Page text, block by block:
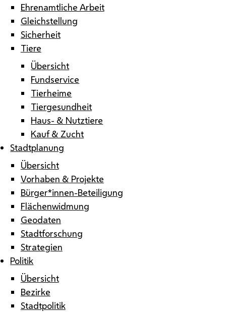
Ehrenamtliche Arbeit
Gleichstellung
Sicherheit
Tiere
Übersicht
Fundservice
Tierheime
Tiergesundheit
Haus- & Nutztiere
Kauf & Zucht
Stadtplanung
Übersicht
Vorhaben & Projekte
Bürger*innen-Beteiligung
Flächenwidmung
Geodaten
Stadtforschung
Strategien
Politik
Übersicht
Bezirke
Stadtpolitik